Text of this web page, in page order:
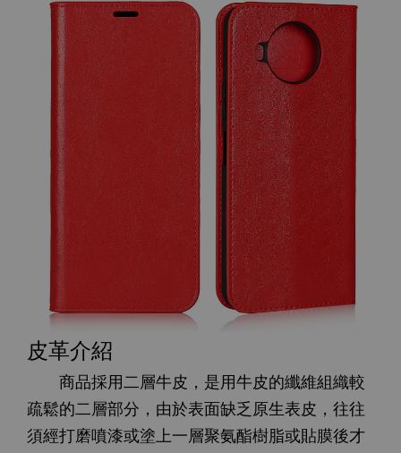
皮革介紹
商品採用二層牛皮，是用牛皮的纖維組織較
疏鬆的二層部分，由於表面缺乏原生表皮，往往
須經打磨噴漆或塗上一層聚氨酯樹脂或貼膜後才